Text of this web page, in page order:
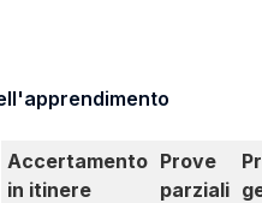
Accertamento
in itinere
Prove
parziali